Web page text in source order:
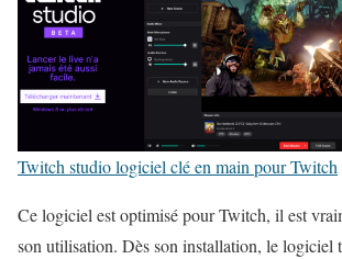
Twitch studio logiciel clé en main pour Twitch
Ce logiciel est optimisé pour Twitch, il est
son utilisation. Dès son installation, le logiciel